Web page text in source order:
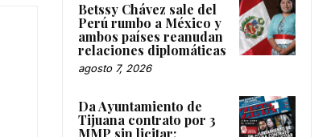
Betssy Chávez sale del
Perú rumbo a México y
ambos países reanudan
relaciones diplomáticas
agosto 7, 2026
Da Ayuntamiento de
Tijuana contrato por 3
MMP sin licitar: